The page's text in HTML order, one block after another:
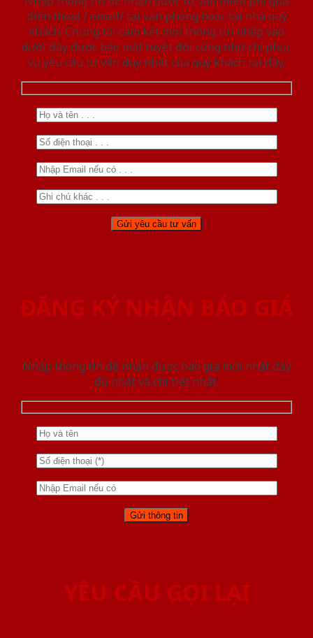
điện thoại / email/ tại văn phòng hoặc tại nhà quý
khách. Chúng tôi cam kết mọi thông tin nhập vào
dưới đây được bảo mật tuyệt đối cũng như chỉ phục
vụ yêu cầu tư vấn duy nhất của quý khách tại đây.
ĐĂNG KÝ NHẬN BÁO GIÁ
Nhập thông tin để nhận được báo giá mới nhât đầy
đủ nhất và chi tiết nhất.
YÊU CẦU GỌI LẠI